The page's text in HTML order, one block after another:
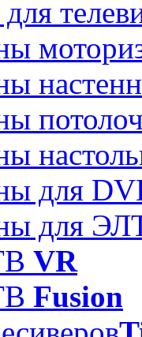
для
для
VR
Fusion